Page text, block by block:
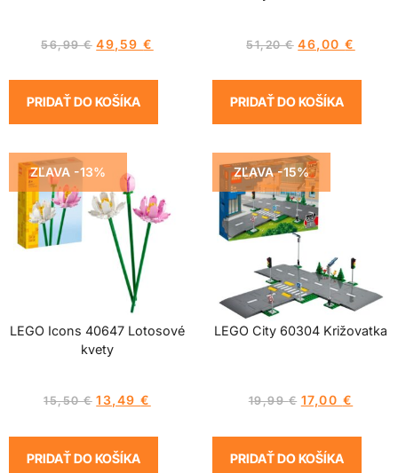
56,99€ 49,59€
PRIDAŤ DO KOŠÍKA
51,20€ 46,00€
PRIDAŤ DO KOŠÍKA
ZĽAVA -13%
LEGO Icons 40647 Lotosové
kvety
15,50€ 13,49€
PRIDAŤ DO KOŠÍKA
ZĽAVA -15%
LEGO City 60304 Križovatka
19,99€ 17,00 €
PRIDAŤ DO KOŠÍKA